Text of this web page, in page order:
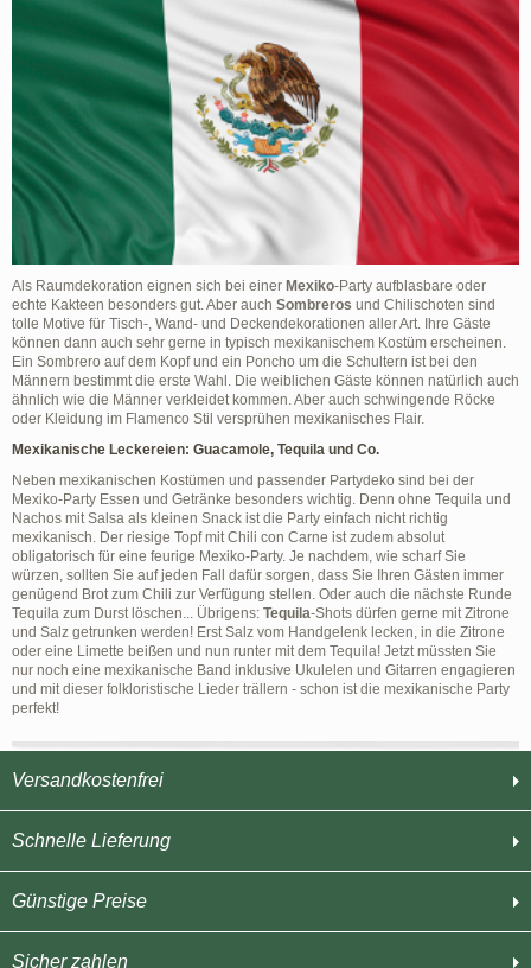
Versandkostenfrei
Schnelle Lieferung
Günstige Preise
Sicher zahlen
Als Raumdekoration eignen sich bei einer Mexiko-Party aufblasbare oder
echte Kakteen besonders gut. Aber auch Sombreros und Chilischoten sind
tolle Motive für Tisch-, Wand- und Deckendekorationen aller Art. Ihre Gäste
können dann auch sehr gerne in typisch mexikanischem Kostüm erscheinen.
Ein Sombrero auf dem Kopf und ein Poncho um die Schultern ist bei den
Männern bestimmt die erste Wahl. Die weiblichen Gäste können natürlich auch
ähnlich wie die Männer verkleidet kommen. Aber auch schwingende Röcke
oder Kleidung im Flamenco Stil versprühen mexikanisches Flair.
Mexikanische Leckereien: Guacamole, Tequila und Co.
Neben mexikanischen Kostümen und passender Partydeko sind bei der
Mexiko-Party Essen und Getränke besonders wichtig. Denn ohne Tequila und
Nachos mit Salsa als kleinen Snack ist die Party einfach nicht richtig
mexikanisch. Der riesige Topf mit Chili con Carne ist zudem absolut
obligatorisch für eine feurige Mexiko-Party. Je nachdem, wie scharf Sie
würzen, sollten Sie auf jeden Fall dafür sorgen, dass Sie Ihren Gästen immer
genügend Brot zum Chili zur Verfügung stellen. Oder auch die nächste Runde
Tequila zum Durst löschen... Übrigens: Tequila-Shots dürfen gerne mit Zitrone
und Salz getrunken werden! Erst Salz vom Handgelenk lecken, in die Zitrone
oder eine Limette beißen und nun runter mit dem Tequila! Jetzt müssten Sie
nur noch eine mexikanische Band inklusive Ukulelen und Gitarren engagieren
und mit dieser folkloristische Lieder trällern - schon ist die mexikanische Party
perfekt!